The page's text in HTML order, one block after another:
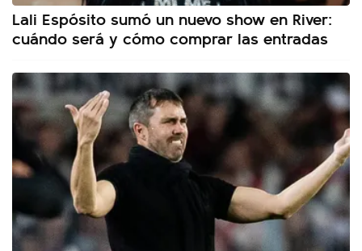
Lali Espósito sumó un nuevo show en River:
cuándo será y cómo comprar las entradas